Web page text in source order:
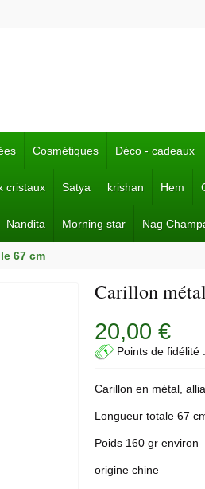
Cosmétiques Déco - cadeaux
cristaux Satya krishan Hem
Nandita Morning star Nag
67 cm
Carillon
20,00 €
Points de fidélité :
Carillon en métal,
Longueur totale 67
Poids 160 gr environ
origine chine